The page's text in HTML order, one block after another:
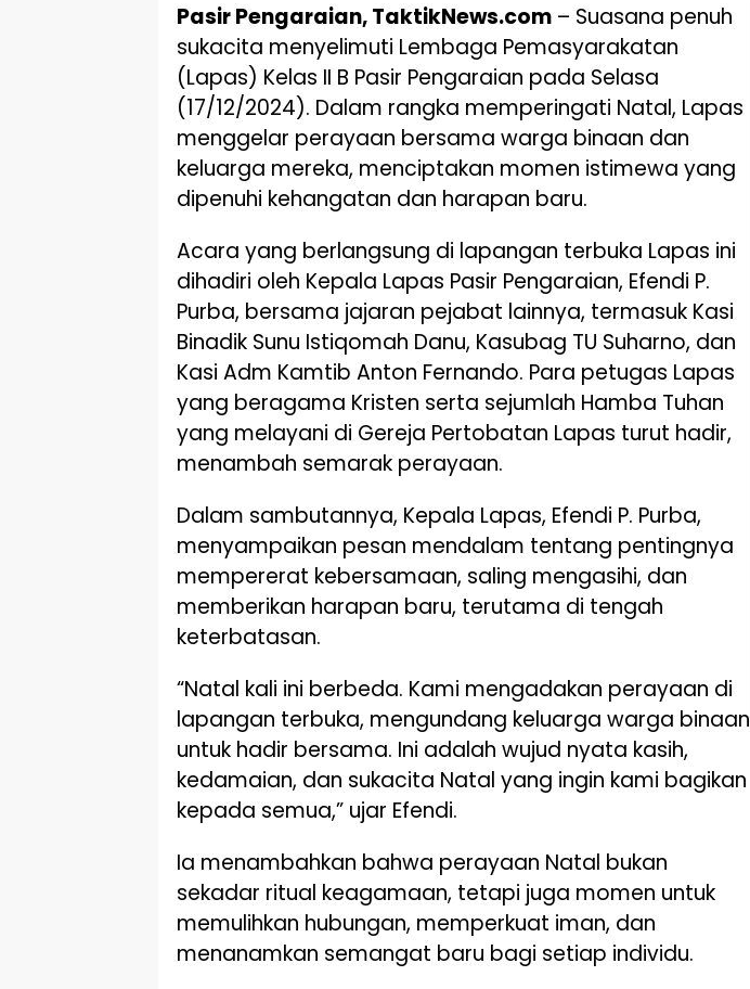
Pasir Pengaraian, TaktikNews.com – Suasana penuh
sukacita menyelimuti Lembaga Pemasyarakatan
(Lapas) Kelas II B Pasir Pengaraian pada Selasa
(17/12/2024). Dalam rangka memperingati Natal, Lapas
menggelar perayaan bersama warga binaan dan
keluarga mereka, menciptakan momen istimewa yang
dipenuhi kehangatan dan harapan baru.
Acara yang berlangsung di lapangan terbuka Lapas ini
dihadiri oleh Kepala Lapas Pasir Pengaraian, Efendi P.
Purba, bersama jajaran pejabat lainnya, termasuk Kasi
Binadik Sunu Istiqomah Danu, Kasubag TU Suharno, dan
Kasi Adm Kamtib Anton Fernando. Para petugas Lapas
yang beragama Kristen serta sejumlah Hamba Tuhan
yang melayani di Gereja Pertobatan Lapas turut hadir,
menambah semarak perayaan.
Dalam sambutannya, Kepala Lapas, Efendi P. Purba,
menyampaikan pesan mendalam tentang pentingnya
mempererat kebersamaan, saling mengasihi, dan
memberikan harapan baru, terutama di tengah
keterbatasan.
“Natal kali ini berbeda. Kami mengadakan perayaan di
lapangan terbuka, mengundang keluarga warga binaan
untuk hadir bersama. Ini adalah wujud nyata kasih,
kedamaian, dan sukacita Natal yang ingin kami bagikan
kepada semua,” ujar Efendi.
Ia menambahkan bahwa perayaan Natal bukan
sekadar ritual keagamaan, tetapi juga momen untuk
memulihkan hubungan, memperkuat iman, dan
menanamkan semangat baru bagi setiap individu.